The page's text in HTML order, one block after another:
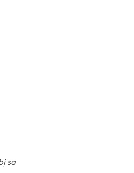
sa